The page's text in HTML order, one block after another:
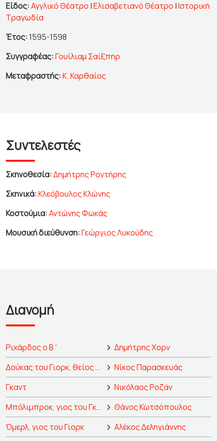
Είδος:Αγγλικό Θέατρο |Ελισαβετιανό Θέατρο |Ιστορική
Τραγωδία
Έτος:1595-1598
Συγγραφέας:Γουίλιαμ Σαίξπηρ
Μεταφραστής:Κ. Καρθαίος
Συντελεστές
Σκηνοθεσία:Δημήτρης Ροντήρης
Σκηνικά:Κλεόβουλος Κλώνης
Κοστούμια:Αντώνης Φωκάς
Μουσική διεύθυνση:Γεώργιος Λυκούδης
Διανομή
Ριχάρδος ο Β΄
Δημήτρης Χορν
Δούκας του Γιορκ, θείος του Βασιλιά
Νίκος Παρασκευάς
Γκαντ
Νικόλαος Ροζάν
Μπόλιμπροκ, γιος του Γκαντ
Θάνος Κωτσόπουλος
Όμερλ, γιος του Γιορκ
Αλέκος Δεληγιάννης